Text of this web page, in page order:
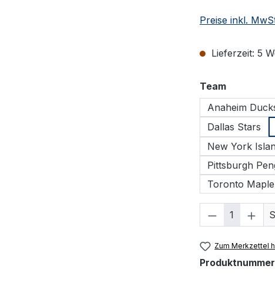
Preise inkl.
Lieferzeit: 5
Teamauswählen
Anaheim
Dallas Stars
New York
Pittsburgh
Toronto
Produkt
Zum Merkzettel